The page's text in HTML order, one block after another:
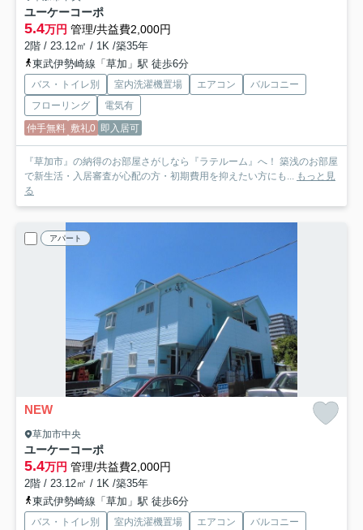
ユーケーコーポ
5.4万円 管理/共益費2,000円
2階 / 23.12㎡ / 1K /築35年
東武伊勢崎線「草加」駅 徒歩6分
バス・トイレ別 室内洗濯機置場 エアコン
バルコニー
フローリング
電気有
仲手無料 敷礼0 即入居可
『草加市』の納得のお部屋さがしなら『ラテルーム』へ！ 築浅のお部屋
で新生活・入居審査が心配の方・初期費用を抑えたい方にも... もっと見
る
アパート
NEW
草加市中央
ユーケーコーポ
5.4万円 管理/共益費2,000円
2階 / 23.12㎡ / 1K /築35年
東武伊勢崎線「草加」駅 徒歩6分
バス・トイレ別 室内洗濯機置場 エアコン
バルコニー